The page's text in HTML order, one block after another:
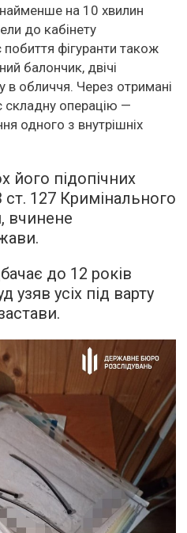
на 10 хвилин
до кабінету
побиття фігуранти також
балончик, двічі
в обличчя. Через отримані
складну операцію —
одного з внутрішніх
його підопічних
ст. 127 Кримінального
вчинене
до 12 років
узяв усіх під варту